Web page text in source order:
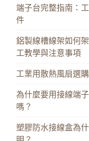
端子台完整指南：
件
鋁製線槽線架如何
工教學與注意事項
工業用散熱風扇選
為什麼要用接線端
嗎？
塑膠防水接線盒為